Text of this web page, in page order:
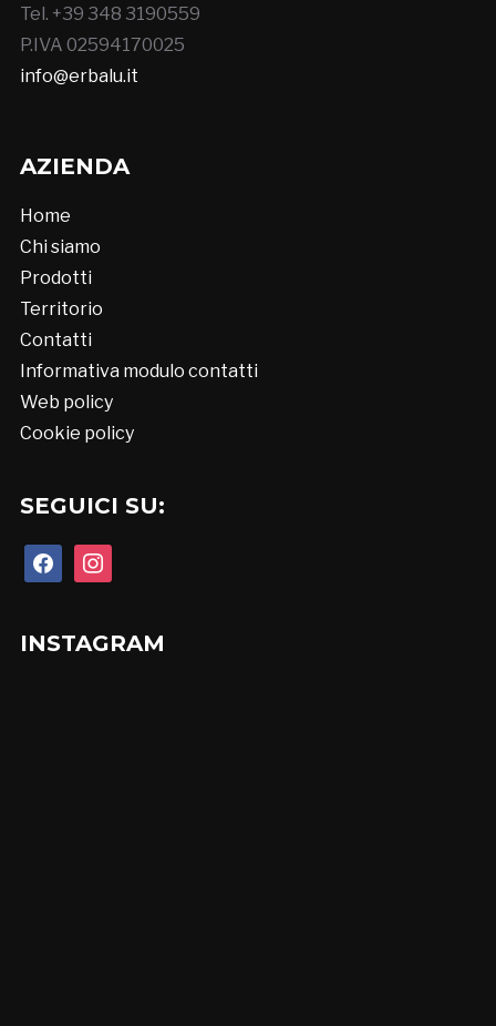
Tel. +39 348 3190559
P.IVA 02594170025
info@erbalu.it
AZIENDA
Home
Chi siamo
Prodotti
Territorio
Contatti
Informativa modulo contatti
Web policy
Cookie policy
SEGUICI SU:
facebookinstagram
INSTAGRAM